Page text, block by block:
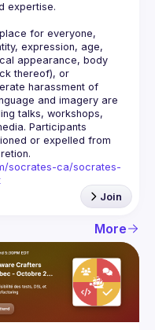
for everyone,
expression, age,
appearance, body
thereof), or
harassment of
and imagery are
talks, workshops,
Participants
or expelled from
socrates-ca/socrates-
Join
More